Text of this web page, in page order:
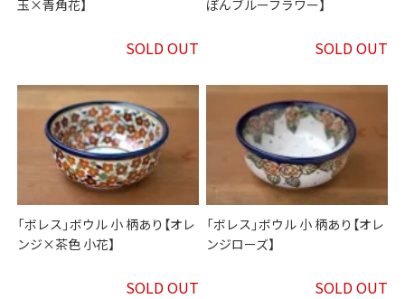
玉×青角花】
SOLD OUT
ぽんブルーフラワー】
SOLD OUT
「ボレス」ボウル 小 柄あり【オレ
ンジ×茶色 小花】
SOLD OUT
「ボレス」ボウル 小 柄あり【オレ
ンジローズ】
SOLD OUT